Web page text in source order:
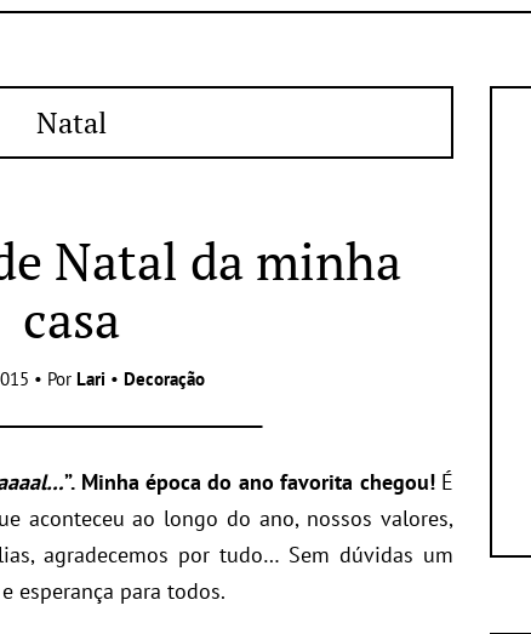
Natal
Natal da minha
casa
• Por Lari • Decoração
”. Minha época do ano favorita chegou!É
aconteceu ao longo do ano, nossos valores,
agradecemos por tudo… Sem dúvidas um
esperança para todos.